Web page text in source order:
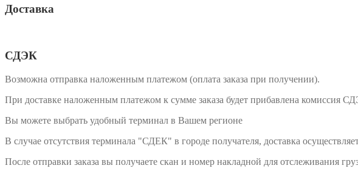
Доставка
СДЭК
Возможна отправка наложенным платежом (оплата заказа при получении).
При доставке наложенным платежом к сумме заказа будет прибавлена комиссия
Вы можете выбрать удобный терминал в Вашем регионе
В случае отсутствия терминала "СДЕК" в городе получателя, доставка
После отправки заказа вы получаете скан и номер накладной для отслеживания